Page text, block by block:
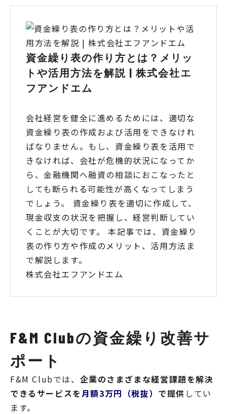
資金繰り表の作り方とは？メリッ
トや活用方法を解説 | 株式会社エ
フアンドエム
会社経営を健全に進めるためには、適切な
資金繰り表の作成および活用をできなけれ
ばなりません。もし、資金繰り表を活用で
きなければ、会社が危機的状況になってか
ら、金融機関へ融資の相談におこなったと
しても断られる可能性が高くなってしまう
でしょう。 資金繰り表を適切に作成して、
現金収支の状況を把握し、経営判断してい
くことが大切です。 本記事では、資金繰り
表の作り方や作成のメリット、活用方法ま
で解説します。
株式会社エフアンドエム
F&M Clubの資金繰り改善サ
ポート
F&M Clubでは、 企業のさまざまな経営課題を解決
できるサービスを月額3万円（税抜） で提供 してい
ます。